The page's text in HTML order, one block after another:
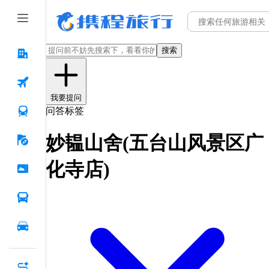
搜索
我要提问
问答标签
妙韫山舍(五台山风景区广
化寺店)